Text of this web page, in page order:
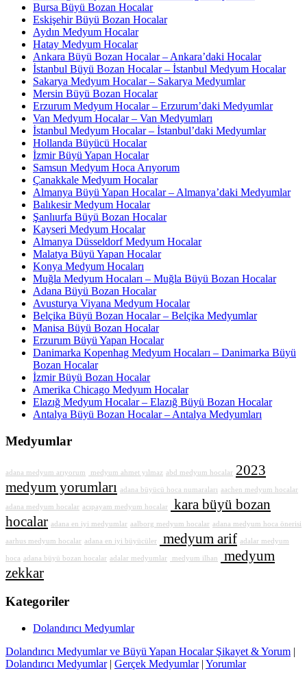
Bursa Büyü Bozan Hocalar
Eskişehir Büyü Bozan Hocalar
Aydın Medyum Hocalar
Hatay Medyum Hocalar
Ankara Büyü Bozan Hocalar – Ankara’daki Hocalar
İstanbul Büyü Bozan Hocalar – İstanbul Medyum Hocalar
Sakarya Medyum Hocalar – Sakarya Medyumlar
Mersin Büyü Bozan Hocalar
Erzurum Medyum Hocalar – Erzurum’daki Medyumlar
Van Medyum Hocalar – Van Medyumları
İstanbul Medyum Hocalar – İstanbul’daki Medyumlar
Hollanda Büyücü Hocalar
İzmir Büyü Yapan Hocalar
Samsun Medyum Hoca Arıyorum
Çanakkale Medyum Hocalar
Almanya Büyü Yapan Hocalar – Almanya’daki Medyumlar
Balıkesir Medyum Hocalar
Şanlıurfa Büyü Bozan Hocalar
Kayseri Medyum Hocalar
Almanya Düsseldorf Medyum Hocalar
Malatya Büyü Yapan Hocalar
Konya Medyum Hocaları
Muğla Medyum Hocaları – Muğla Büyü Bozan Hocalar
Adana Büyü Bozan Hocalar
Avusturya Viyana Medyum Hocalar
Belçika Büyü Bozan Hocalar – Belçika Medyumlar
Manisa Büyü Bozan Hocalar
Erzurum Büyü Yapan Hocalar
Danimarka Kopenhag Medyum Hocaları – Danimarka Büyü
Bozan Hocalar
İzmir Büyü Bozan Hocalar
Amerika Chicago Medyum Hocalar
Elazığ Medyum Hocalar – Elazığ Büyü Bozan Hocalar
Antalya Büyü Bozan Hocalar – Antalya Medyumları
Medyumlar
adana medyum arıyorum medyum ahmet yılmaz abd medyum hocalar 2023
medyum yorumları adana büyücü hoca numaraları aachen medyum hocalar
adana medyum hocalar acıpayam medyum hocalar
kara büyü bozan
hocalar adana en iyi medyumlar aalborg medyum hocalar adana medyum hoca önerisi
aarhus medyum hocalar adana en iyi büyücüler medyum arif adalar medyum
hoca adana büyü bozan hocalar adalar medyumlar medyum ilhan
medyum
zekkar
Kategoriler
Dolandırıcı Medyumlar
Dolandırıcı Medyumlar ve Büyü Yapan Hocalar Şikayet & Yorum |
Dolandırıcı Medyumlar| Gerçek Medyumlar| Yorumlar